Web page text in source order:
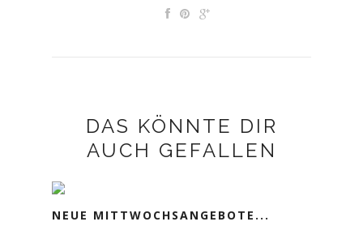
DAS KÖNNTE DIR
AUCH GEFALLEN
NEUE MITTWOCHSANGEBOTE...